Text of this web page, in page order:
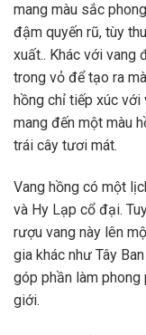
mang màu sắc
đậm quyến rũ, tùy
xuất.. Khác với vang
trong vỏ để tạo ra
hồng chỉ tiếp xúc
mang đến một màu
trái cây tươi mát.
Vang hồng có một
và Hy Lạp cổ đại.
rượu vang này lên
gia khác như Tây
góp phần làm phong
giới.